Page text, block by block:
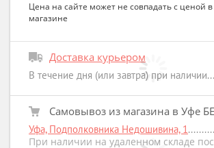
Цена на сайте может не совпадать с ценой
магазине
Доставка курьером
В течение дня (или завтра) при наличии
Самовывоз из магазина в Уфе
Уфа, Подполковника Недошивина, 1
При наличии на удаленном складе